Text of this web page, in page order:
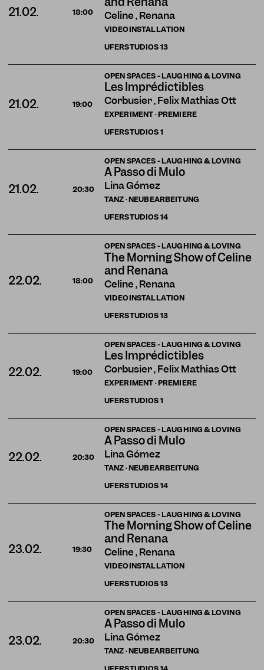
Celine , Renana
VIDEOINSTALLATION
21.02. 18:00
UFERSTUDIOS13
OPEN SPACES - LAUGHING & LOVING
Les Imprédictibles
Corbusier , Felix Mathias Ott
EXPERIMENT · PREMIERE
21.02. 19:00
UFERSTUDIOS1
OPEN SPACES - LAUGHING & LOVING
A Passo di Mulo
Lina Gómez
TANZ · NEUBEARBEITUNG
21.02. 20:30
UFERSTUDIOS14
OPEN SPACES - LAUGHING & LOVING
The Morning Show of Celine
and Renana
Celine , Renana
VIDEOINSTALLATION
22.02. 18:00
UFERSTUDIOS13
OPEN SPACES - LAUGHING & LOVING
Les Imprédictibles
Corbusier , Felix Mathias Ott
EXPERIMENT · PREMIERE
22.02. 19:00
UFERSTUDIOS1
OPEN SPACES - LAUGHING & LOVING
A Passo di Mulo
Lina Gómez
TANZ · NEUBEARBEITUNG
22.02. 20:30
UFERSTUDIOS14
OPEN SPACES - LAUGHING & LOVING
The Morning Show of Celine
and Renana
Celine , Renana
VIDEOINSTALLATION
23.02. 19:30
UFERSTUDIOS13
OPEN SPACES - LAUGHING & LOVING
A Passo di Mulo
Lina Gómez
TANZ · NEUBEARBEITUNG
23.02. 20:30